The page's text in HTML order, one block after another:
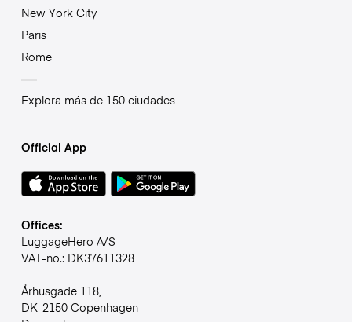
New York City
Paris
Rome
Explora más de 150 ciudades
Official App
Offices:
LuggageHero A/S
VAT-no.: DK37611328
Århusgade 118,
DK-2150 Copenhagen